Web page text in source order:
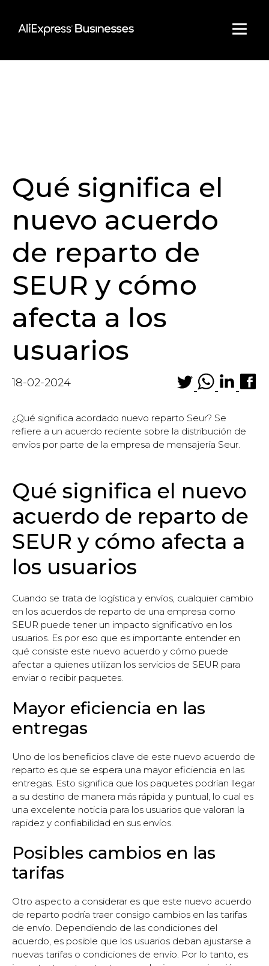
content
Qué significa el
nuevo acuerdo
de reparto de
SEUR y cómo
afecta a los
usuarios
18-02-2024
¿Qué significa acordado nuevo reparto Seur? Se
refiere a un acuerdo reciente sobre la distribución de
envíos por parte de la empresa de mensajería Seur.
Qué significa el nuevo
acuerdo de reparto de
SEUR y cómo afecta a
los usuarios
Cuando se trata de logística y envíos, cualquier cambio
en los acuerdos de reparto de una empresa como
SEUR puede tener un impacto significativo en los
usuarios. Es por eso que es importante entender en
qué consiste este nuevo acuerdo y cómo puede
afectar a quienes utilizan los servicios de SEUR para
enviar o recibir paquetes.
Mayor eficiencia en las
entregas
Uno de los beneficios clave de este nuevo acuerdo de
reparto es que se espera una mayor eficiencia en las
entregas. Esto significa que los paquetes podrían llegar
a su destino de manera más rápida y puntual, lo cual es
una excelente noticia para los usuarios que valoran la
rapidez y confiabilidad en sus envíos.
Posibles cambios en las
tarifas
Otro aspecto a considerar es que este nuevo acuerdo
de reparto podría traer consigo cambios en las tarifas
de envío. Dependiendo de las condiciones del
acuerdo, es posible que los usuarios deban ajustarse a
nuevas tarifas o condiciones de envío. Por lo tanto, es